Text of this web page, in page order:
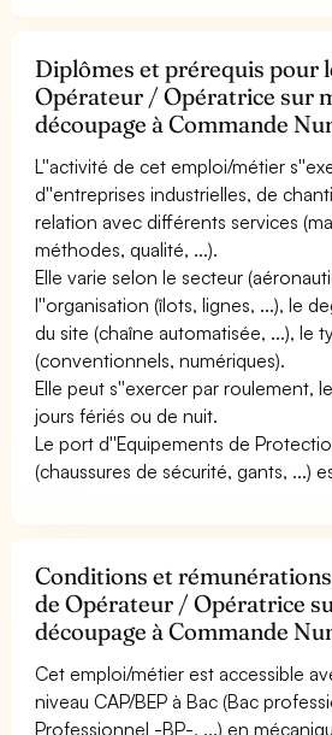
Diplômes et prérequis pour
Opérateur / Opératrice sur
découpage à Commande
L''activité de cet emploi/métier
d''entreprises industrielles, de
relation avec différents services
méthodes, qualité, ...).
Elle varie selon le secteur
l''organisation (îlots, lignes, ...), le
du site (chaîne automatisée, ...), le
(conventionnels, numériques).
Elle peut s''exercer par roulement,
jours fériés ou de nuit.
Le port d''Equipements de
(chaussures de sécurité, gants, ...)
Conditions et
de Opérateur / Opératrice
découpage à Commande
Cet emploi/métier est accessible
niveau CAP/BEP à Bac (Bac
Professionnel -BP-, ...) en